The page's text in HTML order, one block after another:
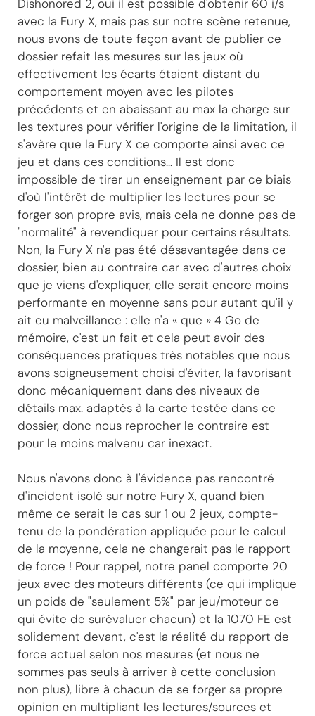
Dishonored 2, oui il est possible d'obtenir 60 i/s
avec la Fury X, mais pas sur notre scène retenue,
nous avons de toute façon avant de publier ce
dossier refait les mesures sur les jeux où
effectivement les écarts étaient distant du
comportement moyen avec les pilotes
précédents et en abaissant au max la charge sur
les textures pour vérifier l'origine de la limitation, il
s'avère que la Fury X ce comporte ainsi avec ce
jeu et dans ces conditions... Il est donc
impossible de tirer un enseignement par ce biais
d'où l'intérêt de multiplier les lectures pour se
forger son propre avis, mais cela ne donne pas de
"normalité" à revendiquer pour certains résultats.
Non, la Fury X n'a pas été désavantagée dans ce
dossier, bien au contraire car avec d'autres choix
que je viens d'expliquer, elle serait encore moins
performante en moyenne sans pour autant qu'il y
ait eu malveillance : elle n'a « que » 4 Go de
mémoire, c'est un fait et cela peut avoir des
conséquences pratiques très notables que nous
avons soigneusement choisi d'éviter, la favorisant
donc mécaniquement dans des niveaux de
détails max. adaptés à la carte testée dans ce
dossier, donc nous reprocher le contraire est
pour le moins malvenu car inexact.
Nous n'avons donc à l'évidence pas rencontré
d'incident isolé sur notre Fury X, quand bien
même ce serait le cas sur 1 ou 2 jeux, compte-
tenu de la pondération appliquée pour le calcul
de la moyenne, cela ne changerait pas le rapport
de force ! Pour rappel, notre panel comporte 20
jeux avec des moteurs différents (ce qui implique
un poids de "seulement 5%" par jeu/moteur ce
qui évite de surévaluer chacun) et la 1070 FE est
solidement devant, c'est la réalité du rapport de
force actuel selon nos mesures (et nous ne
sommes pas seuls à arriver à cette conclusion
non plus), libre à chacun de se forger sa propre
opinion en multipliant les lectures/sources et